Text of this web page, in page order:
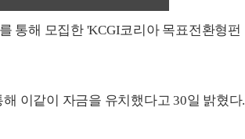
통해 모집한 'KCGI코리아 목표전환형펀
이같이 자금을 유치했다고 30일 밝혔다.